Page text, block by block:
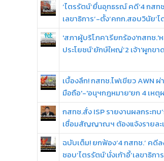
‘ไตรรัตน์’ยื่นอุทธรณ์ คดี‘4 กสท
เลขาธิการ’-ตั้ง‘คกก.สอบวินัย’
'สภาผู้บริโภค'เรียกร้อง'กสทช.'
ประโยชน์‘ยักษ์ใหญ่’2 เจ้า'ผูกขา
เบื้องลึก! กสทช.ไฟเขียว AWN
มือถือ'-'อนุฯกฎหมาย'ยก 4 เหตุ
กสทช.สั่ง ISP รายงานผลกระท
เชื่อมสัญญาณฯ ต้องแจ้งรายละ
ฉบับเต็ม! ยกฟ้อง‘4 กสทช.’ คดี
ชอบ‘ไตรรัตน์’นั่งเก้าอี้‘เลขาธิการ